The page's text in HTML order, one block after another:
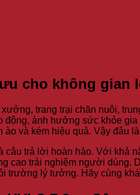
cho không gian
trang trại chăn nuôi,
động, ảnh hưởng sức khỏe
và kém hiệu quả. Vậy đâu
câu trả lời hoàn hảo. Với khả
cao trải nghiệm người dùng.
trường lý tưởng. Hãy cùng